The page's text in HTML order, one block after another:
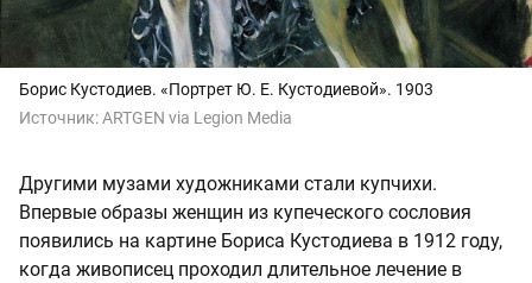
Борис Кустодиев. «Портрет Ю. Е. Кустодиевой». 1903
Источник:ARTGEN via Legion Media
Другими музами художниками стали купчихи.
Впервые образы женщин из купеческого сословия
появились на картине Бориса Кустодиева в 1912 году,
когда живописец проходил длительное лечение в